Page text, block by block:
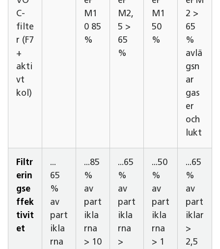
C-
filte
r (F7
+
akti
vt
kol)
M1
0 85
%
M2,
5 >
65
%
M1
50
%
2 >
65
%
avlä
gsn
ar
gas
er
och
lukt
Filtr
erin
gse
ffek
tivit
et
...
65
%
av
part
ikla
rna
...85
%
av
part
ikla
rna
> 10
...65
%
av
part
ikla
rna
>
...50
%
av
part
ikla
rna
> 1
...65
%
av
part
iklar
>
2,5